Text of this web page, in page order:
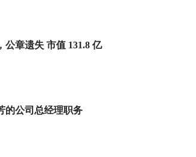
公章遗失 市值 131.8 亿
的公司总经理职务